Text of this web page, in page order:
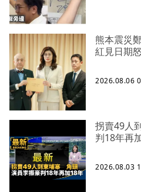
熊本震災
紅見日期
2026.08.06
拐賣49人
判18年再
2026.08.03